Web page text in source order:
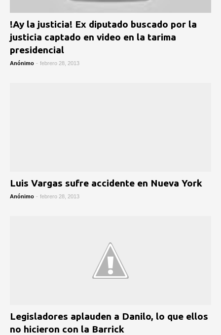
!Ay la justicia! Ex diputado buscado por la
justicia captado en video en la tarima
presidencial
Anónimo - febrero 28, 2013
Luis Vargas sufre accidente en Nueva York
Anónimo - febrero 28, 2013
Legisladores aplauden a Danilo, lo que ellos
no hicieron con la Barrick